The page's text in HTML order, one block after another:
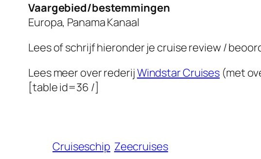
Vaargebied/bestemmingen
Europa, Panama Kanaal
Lees of schrijf hieronder je cruise review /
Lees meer over rederijWindstar Cruises (met
[table id=36 /]
Cruiseschip Zeecruises